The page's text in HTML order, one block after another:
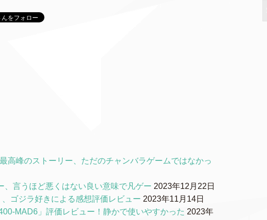
高峰のストーリー、ただのチャンバラゲームではなかっ
言うほど悪くはない良い意味で凡ゲー 2023年12月22日
ゴジラ好きによる感想評価レビュー 2023年11月14日
MAD6」評価レビュー！静かで使いやすかった 2023年